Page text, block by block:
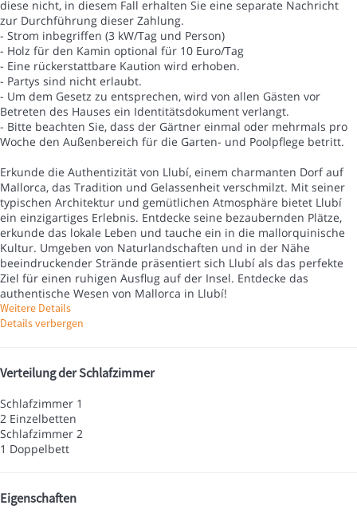
diese nicht, in diesem Fall erhalten Sie eine separate Nachricht
zur Durchführung dieser Zahlung.
- Strom inbegriffen (3 kW/Tag und Person)
- Holz für den Kamin optional für 10 Euro/Tag
- Eine rückerstattbare Kaution wird erhoben.
- Partys sind nicht erlaubt.
- Um dem Gesetz zu entsprechen, wird von allen Gästen vor
Betreten des Hauses ein Identitätsdokument verlangt.
- Bitte beachten Sie, dass der Gärtner einmal oder mehrmals pro
Woche den Außenbereich für die Garten- und Poolpflege betritt.
Erkunde die Authentizität von Llubí, einem charmanten Dorf auf
Mallorca, das Tradition und Gelassenheit verschmilzt. Mit seiner
typischen Architektur und gemütlichen Atmosphäre bietet Llubí
ein einzigartiges Erlebnis. Entdecke seine bezaubernden Plätze,
erkunde das lokale Leben und tauche ein in die mallorquinische
Kultur. Umgeben von Naturlandschaften und in der Nähe
beeindruckender Strände präsentiert sich Llubí als das perfekte
Ziel für einen ruhigen Ausflug auf der Insel. Entdecke das
authentische Wesen von Mallorca in Llubí!
Weitere Details
Details verbergen
Verteilung der Schlafzimmer
Schlafzimmer 1
2 Einzelbetten
Schlafzimmer 2
1 Doppelbett
Eigenschaften